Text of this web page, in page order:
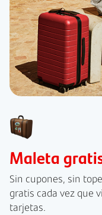
Maleta
Sin cupones, sin
gratis cada vez que
tarjetas.